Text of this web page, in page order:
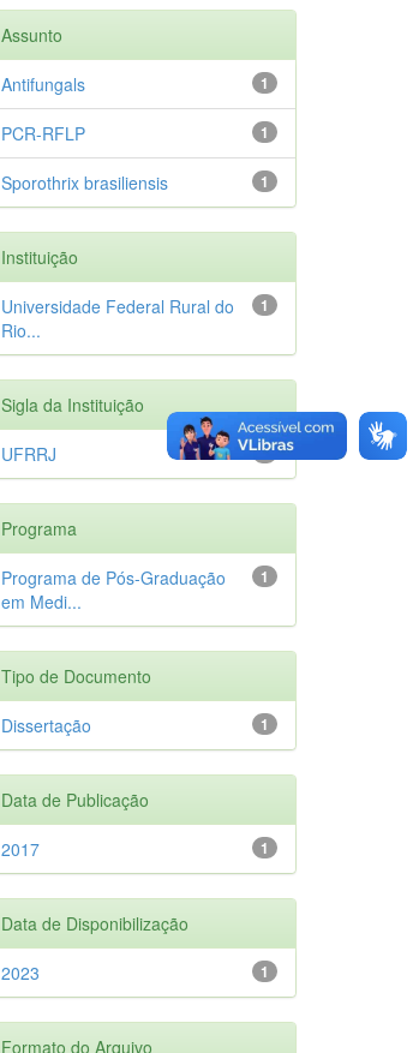
Assunto
1
Antifungals
1
PCR-RFLP
1
Sporothrix brasiliensis
Instituição
1
Universidade Federal Rural do
Rio...
Sigla da Instituição
1
UFRRJ
Programa
1
Programa de Pós-Graduação
em Medi...
Tipo de Documento
1
Dissertação
Data de Publicação
1
2017
Data de Disponibilização
1
2023
Formato do Arquivo